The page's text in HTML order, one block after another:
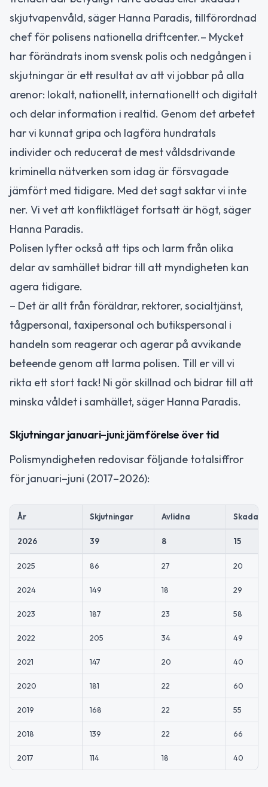
skjutvapenvåld, säger Hanna Paradis, tillförordnad
chef för polisens nationella driftcenter.– Mycket
har förändrats inom svensk polis och nedgången i
skjutningar är ett resultat av att vi jobbar på alla
arenor: lokalt, nationellt, internationellt och digitalt
och delar information i realtid. Genom det arbetet
har vi kunnat gripa och lagföra hundratals
individer och reducerat de mest våldsdrivande
kriminella nätverken som idag är försvagade
jämfört med tidigare. Med det sagt saktar vi inte
ner. Vi vet att konfliktläget fortsatt är högt, säger
Hanna Paradis.
Polisen lyfter också att tips och larm från olika
delar av samhället bidrar till att myndigheten kan
agera tidigare.
– Det är allt från föräldrar, rektorer, socialtjänst,
tågpersonal, taxipersonal och butikspersonal i
handeln som reagerar och agerar på avvikande
beteende genom att larma polisen. Till er vill vi
rikta ett stort tack! Ni gör skillnad och bidrar till att
minska våldet i samhället, säger Hanna Paradis.
Skjutningar januari–juni: jämförelse över tid
Polismyndigheten redovisar följande totalsiffror
för januari–juni (2017–2026):
År Skjutningar Avlidna Skadade
2026 39 8 15
2025 86 27 20
2024 149 18 29
2023 187 23 58
2022 205 34 49
2021 147 20 40
2020 181 22 60
2019 168 22 55
2018 139 22 66
2017 114 18 40